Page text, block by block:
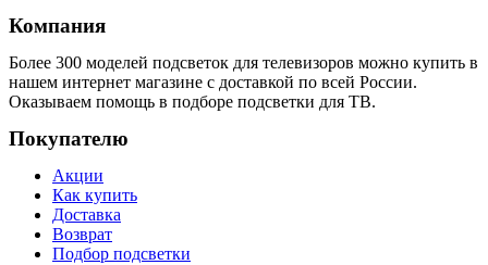
Компания
Более 300 моделей подсветок для телевизоров можно купить в
нашем интернет магазине с доставкой по всей России.
Оказываем помощь в подборе подсветки для ТВ.
Покупателю
Акции
Как купить
Доставка
Возврат
Подбор подсветки